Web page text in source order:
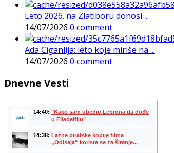
Leto 2026. na Zlatiboru donosi ...
14/07/2026 0 comment
Ada Ciganlija: leto koje miriše na ...
14/07/2026 0 comment
Dnevne Vesti